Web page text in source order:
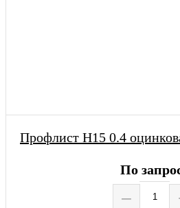
Профлист Н15 0.4
По
–